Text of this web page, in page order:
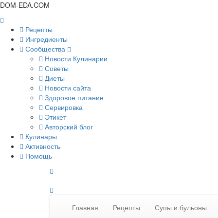
DOM-EDA.COM
Рецепты
Ингредиенты
Сообщества
Новости Кулинарии
Советы
Диеты
Новости сайта
Здоровое питание
Сервировка
Этикет
Авторский блог
Кулинары
Активность
Помощь
Главная Рецепты Супы и бульоны